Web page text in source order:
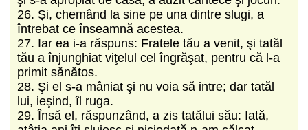
26. Şi, chemând la sine pe una dintre slugi, a
întrebat ce înseamnă acestea.
27. Iar ea i-a răspuns: Fratele tău a venit, şi tatăl
tău a înjunghiat viţelul cel îngrăşat, pentru că l-a
primit sănătos.
28. Şi el s-a mâniat şi nu voia să intre; dar tatăl
lui, ieşind, îl ruga.
29. Însă el, răspunzând, a zis tatălui său: Iată,